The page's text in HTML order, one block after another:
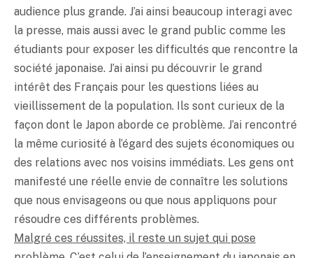
audience plus grande. J’ai ainsi beaucoup interagi avec
la presse, mais aussi avec le grand public comme les
étudiants pour exposer les difficultés que rencontre la
société japonaise. J’ai ainsi pu découvrir le grand
intérêt des Français pour les questions liées au
vieillissement de la population. Ils sont curieux de la
façon dont le Japon aborde ce problème. J’ai rencontré
la même curiosité à l’égard des sujets économiques ou
des relations avec nos voisins immédiats. Les gens ont
manifesté une réelle envie de connaître les solutions
que nous envisageons ou que nous appliquons pour
résoudre ces différents problèmes.
Malgré ces réussites, il reste un sujet qui pose